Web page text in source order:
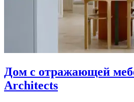
Дом с отражающей
Architects